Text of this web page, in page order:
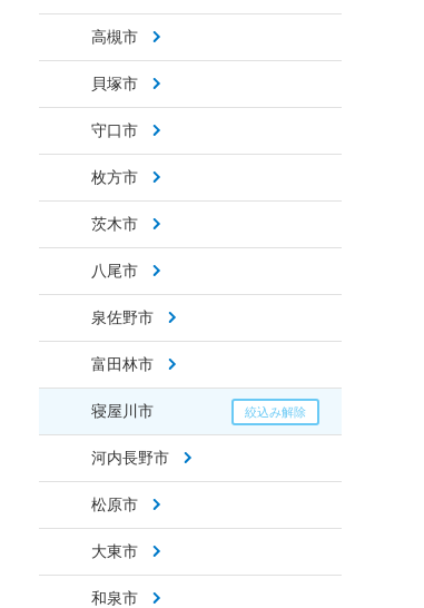
高槻市
貝塚市
守口市
枚方市
茨木市
八尾市
泉佐野市
富田林市
寝屋川市
河内長野市
松原市
大東市
和泉市